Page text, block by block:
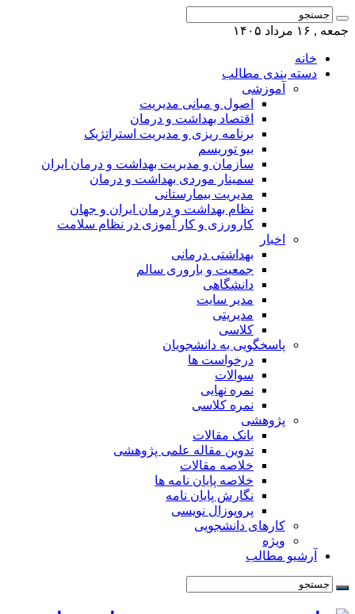
جمعه , ۱۶ مرداد ۱۴۰۵
خانه
دسته بندی مطالب
آموزشی
اصول و مبانی مدیریت
اقتصاد بهداشت و درمان
برنامه ریزی و مدیریت استراتژیک
بیو توریسم
سازمان و مدیریت بهداشت و درمان ایران
سمینار موردی بهداشت و درمان
مدیریت بیمارستانی
نظام بهداشت و درمان ایران و جهان
کارورزی و کار آموزی در نظام سلامت
اخبار
بهداشتی درمانی
جمعیت و باروری سالم
دانشگاهی
مدیر سایت
مدیریتی
کلاسی
پاسخگویی به دانشجویان
درخواست ها
سوالات
نمره نهایی
نمره کلاسی
پژوهشی
بانک مقالات
تدوین مقاله علمی پژوهشی
خلاصه مقالات
خلاصه پایان نامه ها
نگارش پایان نامه
پروپوزال نویسی
کارهای دانشجویی
ویژه
آرشیو مطالب